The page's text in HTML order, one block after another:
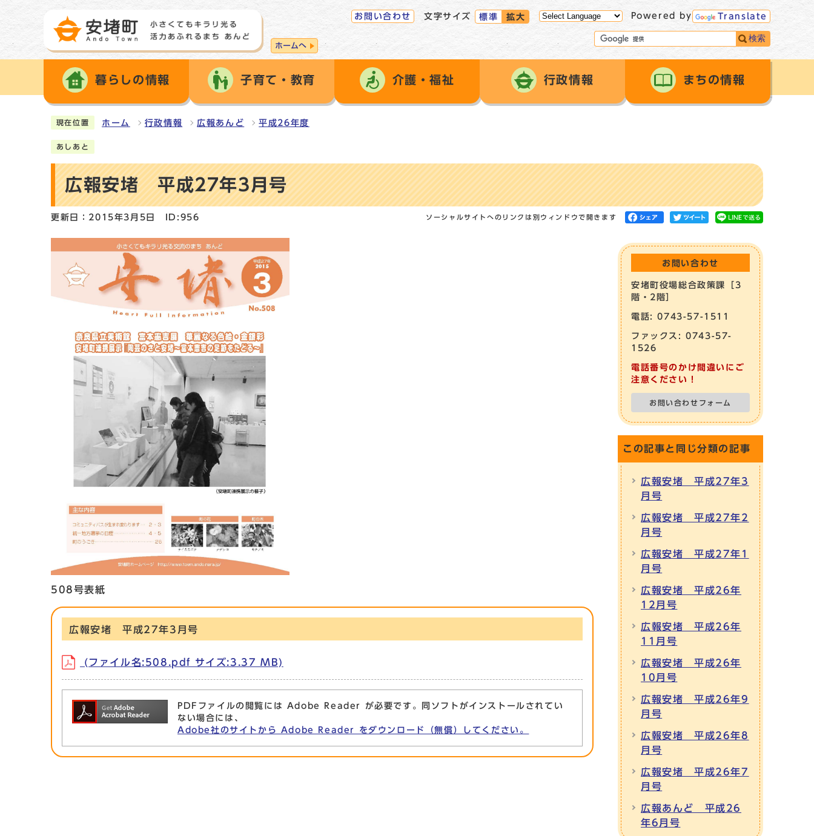
ホームへ
お問い合わせ 文字サイズ 標準 拡大 Powered by Translate
検索
暮らしの情報 子育て・教育 介護・福祉 行政情報 まちの情報
現在位置 ホーム 行政情報 広報あんど 平成26年度
あしあと
広報安堵 平成27年3月号
更新日：2015年3月5日 ID:956 ソーシャルサイトへのリンクは別ウィンドウで開きます
508号表紙
広報安堵 平成27年3月号
(ファイル名:508.pdf サイズ:3.37 MB)
PDFファイルの閲覧には Adobe Reader が必要です。同ソフトがインストールされてい
ない場合には、
Adobe社のサイトから Adobe Reader をダウンロード（無償）してください。
お問い合わせ
安堵町役場総合政策課［3
階・2階］
電話: 0743-57-1511
ファックス: 0743-57-
1526
電話番号のかけ間違いにご
注意ください！
お問い合わせフォーム
この記事と同じ分類の記事
広報安堵 平成27年3
月号
広報安堵 平成27年2
月号
広報安堵 平成27年1
月号
広報安堵 平成26年
12月号
広報安堵 平成26年
11月号
広報安堵 平成26年
10月号
広報安堵 平成26年9
月号
広報安堵 平成26年8
月号
広報安堵 平成26年7
月号
広報あんど 平成26
年6月号